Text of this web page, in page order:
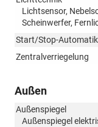
Lichtsensor,
Scheinwerfer,
Start/Stop-Automatik
Zentralverriegelung
Außen
Außenspiegel
Außenspiegel